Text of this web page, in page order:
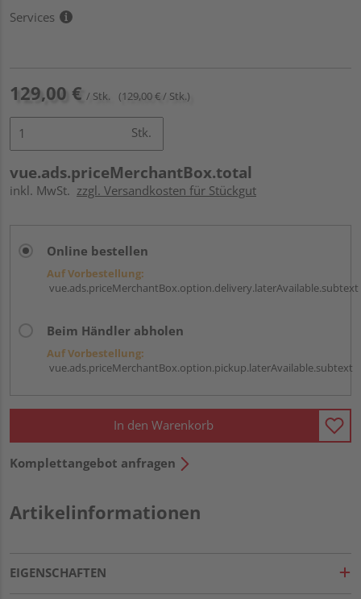
Services
129,00 € / Stk. (129,00 € / Stk.)
Stk.
vue.ads.priceMerchantBox.total
inkl. MwSt. zzgl. Versandkosten für Stückgut
Online bestellen
Auf Vorbestellung:
vue.ads.priceMerchantBox.option.delivery.laterAvailable.subtext
Beim Händler abholen
Auf Vorbestellung:
vue.ads.priceMerchantBox.option.pickup.laterAvailable.subtext
In den Warenkorb
Komplettangebot anfragen
Artikelinformationen
EIGENSCHAFTEN